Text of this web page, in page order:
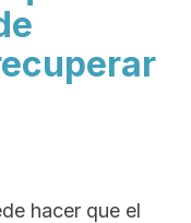
hacer que el